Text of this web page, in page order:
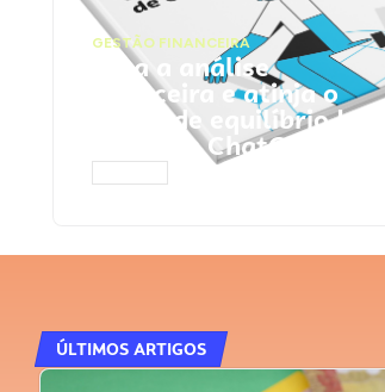
GESTÃO FINANCEIRA
Faça a análise
financeira e atinja o
ponto de equilíbrio |
Prompts ChatGPT
ÚLTIMOS ARTIGOS